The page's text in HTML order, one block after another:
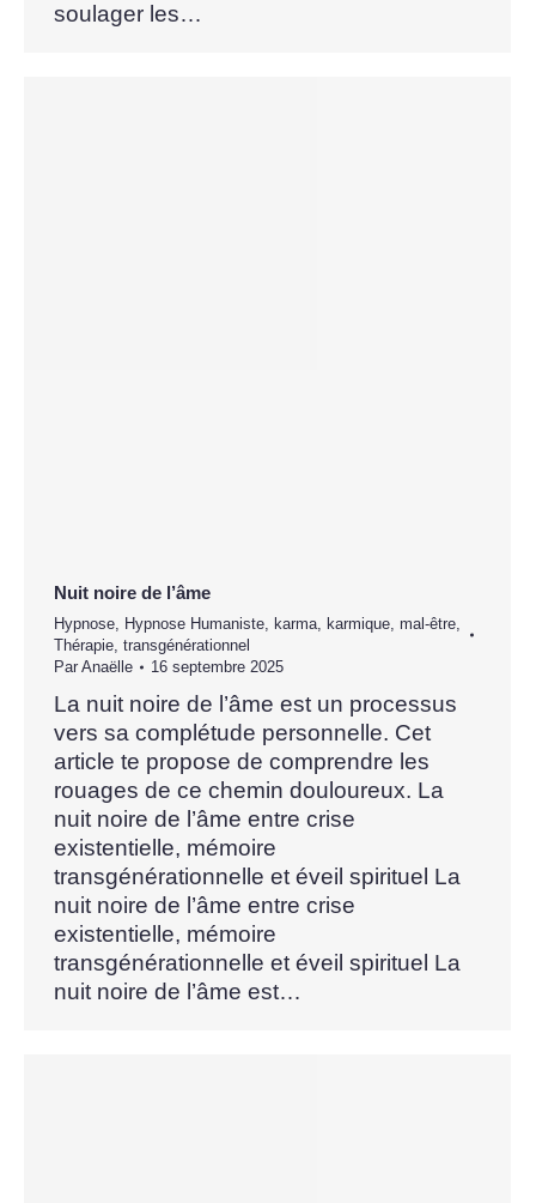
soulager les…
Nuit noire de l’âme
Hypnose Hypnose Humaniste karma karmique mal-être
Thérapie transgénérationnel
Par Anaëlle 16 septembre 2025
La nuit noire de l’âme est un processus
vers sa complétude personnelle. Cet
article te propose de comprendre les
rouages de ce chemin douloureux. La
nuit noire de l’âme entre crise
existentielle, mémoire
transgénérationnelle et éveil spirituel La
nuit noire de l’âme entre crise
existentielle, mémoire
transgénérationnelle et éveil spirituel La
nuit noire de l’âme est…